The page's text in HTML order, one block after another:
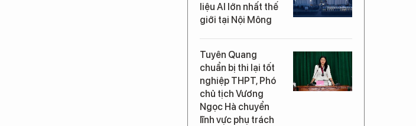
liệu AI lớn nhất thế
giới tại Nội Mông
Tuyên Quang
chuẩn bị thi lại tốt
nghiệp THPT, Phó
chủ tịch Vương
Ngọc Hà chuyển
lĩnh vực phụ trách